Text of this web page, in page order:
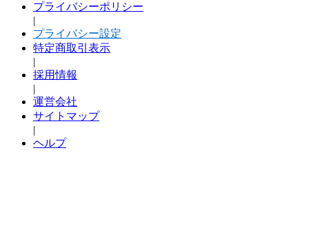
プライバシーポリシー
|
プライバシー設定
特定商取引表示
|
採用情報
|
運営会社
サイトマップ
|
ヘルプ